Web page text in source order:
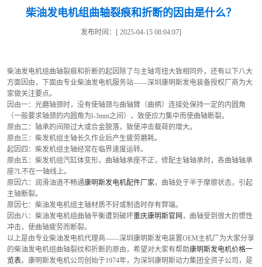
柴油发电机组曲轴裂痕和折断的因由是什么？
发布时间：[ 2025-04-15 08:04:07]
柴油发电机组曲轴裂痕和折断的起因除了与主轴弯扭大致相同外，还有以下八大
方面因由，下面由专业柴油发电机服务站——深圳康明斯发电装备授权厂商为大
家做关注要点。
因由一：光磨轴颈时，没有使轴颈与曲轴臂（曲柄）连接处保持一定的内圆角
（一般要求轴颈的内圆角为l-3mm之间），致使应力集中而使曲轴断裂。
原由二：轴承的间隙过大或合金脱落，致使冲击载荷的增大。
原由三：柴发机组主轴长久作业后产生疲劳磨耗。
起因四：柴发机组主轴经常在临界速度运转。
原由五：柴发机组汽缸体变形，曲轴轴承座不正，修配主轴轴承时，各曲轴轴承
座7L不在一轴线上。
原因六：润滑油道不畅通康明斯发电机配件厂家，曲轴处于半于摩擦状态，引起
主轴断裂。
原因七：柴油发电机组主轴材质不好或制造时存有弊端。
因由八：柴油发电机组曲轴平衡遭到破坏重庆康明斯官网 ，曲轴受到很大的惯性
冲击，使曲轴疲劳而断裂。
以上是由专业柴油发电机代理商——深圳康明斯发电装置OEM主机厂为大家分享
的柴油发电机组曲轴裂纹和折断的原由，希望对大家有帮助康明斯发电机价格一
览表。康明斯发电机公司创始于1974年，为深圳康明斯动力集团全资子公司，是